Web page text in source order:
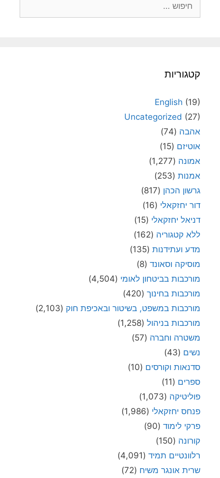
קטגוריות
English (19)
Uncategorized (27)
אהבה (74)
אוטיזם (15)
אמונה (1,277)
אמנות (253)
גרשון הכהן (817)
דור יחזקאלי (16)
דניאל יחזקאלי (15)
ללא קטגוריה (162)
מדע ועתידנות (135)
מוסיקה וסאונד (8)
מורכבות בביטחון לאומי (4,504)
מורכבות בחינוך (420)
מורכבות במשפט, בשיטור ובאכיפת חוק (2,103)
מורכבות בניהול (1,258)
משטרה וחברה (57)
נשים (43)
סדנאות וקורסים (10)
ספרים (11)
פוליטיקה (1,073)
פנחס יחזקאלי (1,986)
פרקי לימוד (90)
קורונה (150)
רלוונטיים תמיד (4,091)
שרית אונגר משיח (72)